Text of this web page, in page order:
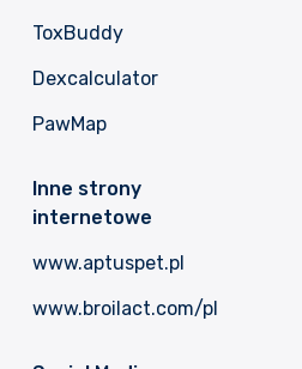
ToxBuddy
Dexcalculator
PawMap
Inne strony
internetowe
www.aptuspet.pl
www.broilact.com/pl